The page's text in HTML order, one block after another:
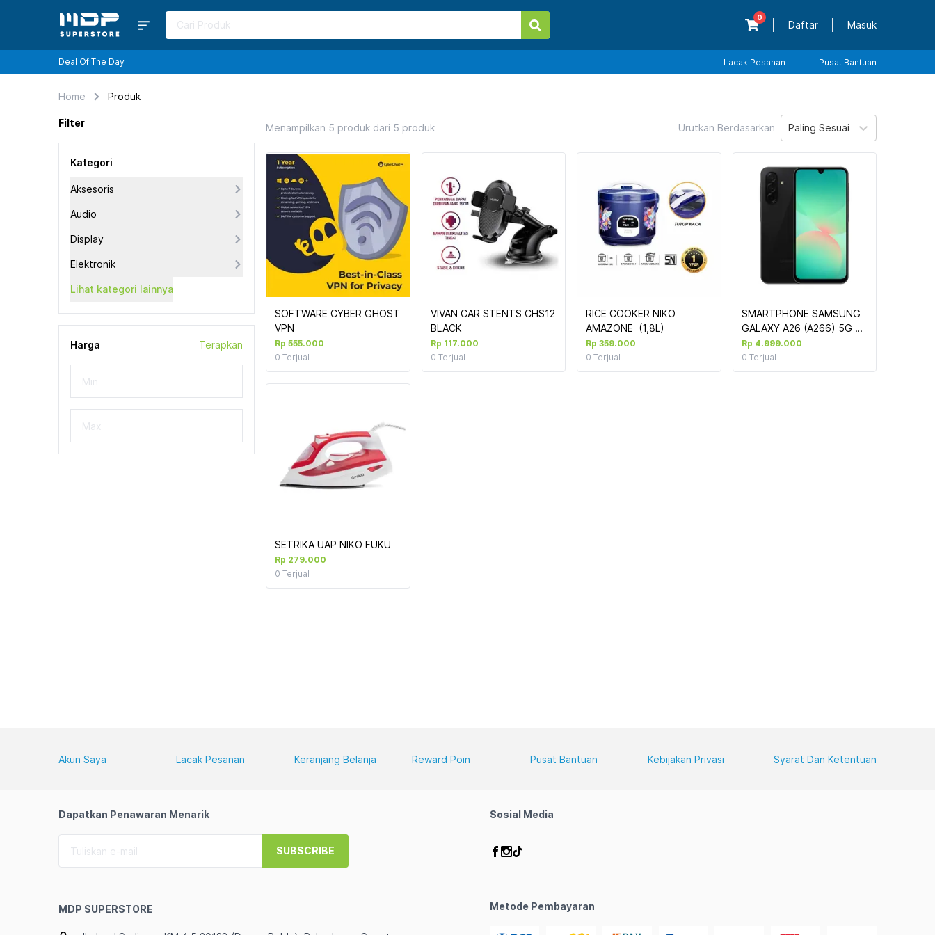
0
Daftar Masuk
Deal Of The Day Lacak Pesanan Pusat Bantuan
Home Produk
Filter
Kategori
Aksesoris
Audio
Display
Elektronik
Lihat kategori lainnya
Harga Terapkan
Menampilkan 5 produk dari 5 produk Urutkan Berdasarkan Paling Sesuai
SOFTWARE CYBER GHOST
VPN
Rp 555.000
0 Terjual
VIVAN CAR STENTS CHS12
BLACK
Rp 117.000
0 Terjual
RICE COOKER NIKO
AMAZONE  (1,8L)
Rp 359.000
0 Terjual
SMARTPHONE SAMSUNG
GALAXY A26 (A266) 5G
8/256 BLACK
Rp 4.999.000
0 Terjual
SETRIKA UAP NIKO FUKU
Rp 279.000
0 Terjual
Akun Saya Lacak Pesanan Keranjang Belanja Reward Poin Pusat Bantuan Kebijakan Privasi Syarat Dan Ketentuan
Dapatkan Penawaran Menarik
SUBSCRIBE
MDP SUPERSTORE
Sosial Media
Metode Pembayaran